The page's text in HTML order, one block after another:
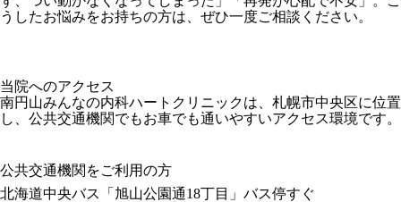
うしたお悩みをお持ちの方は、ぜひ一度ご相談ください。
当院へのアクセス
南円山みんなの内科ハートクリニックは、札幌市中央区に位置
し、公共交通機関でもお車でも通いやすいアクセス環境です。
公共交通機関をご利用の方
北海道中央バス「旭山公園通18丁目」バス停すぐ